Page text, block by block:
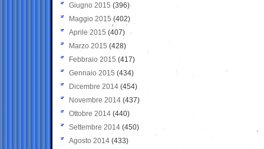
Giugno 2015 (396)
Maggio 2015 (402)
Aprile 2015 (407)
Marzo 2015 (428)
Febbraio 2015 (417)
Gennaio 2015 (434)
Dicembre 2014 (454)
Novembre 2014 (437)
Ottobre 2014 (440)
Settembre 2014 (450)
Agosto 2014 (433)